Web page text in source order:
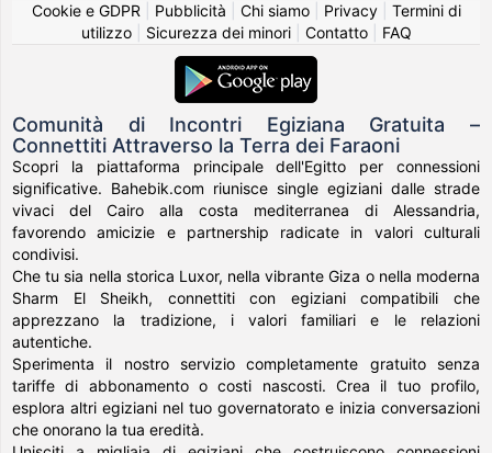
Cookie e GDPR
Pubblicità Chi siamo| Privacy| Termini di
utilizzo| Sicurezza dei minori| Contatto| FAQ
Comunità di Incontri Egiziana Gratuita –
Connettiti Attraverso la Terra dei Faraoni
Scopri la piattaforma principale dell'Egitto per connessioni
significative. Bahebik.com riunisce single egiziani dalle strade
vivaci del Cairo alla costa mediterranea di Alessandria,
favorendo amicizie e partnership radicate in valori culturali
condivisi.
Che tu sia nella storica Luxor, nella vibrante Giza o nella moderna
Sharm El Sheikh, connettiti con egiziani compatibili che
apprezzano la tradizione, i valori familiari e le relazioni
autentiche.
Sperimenta il nostro servizio completamente gratuito senza
tariffe di abbonamento o costi nascosti. Crea il tuo profilo,
esplora altri egiziani nel tuo governatorato e inizia conversazioni
che onorano la tua eredità.